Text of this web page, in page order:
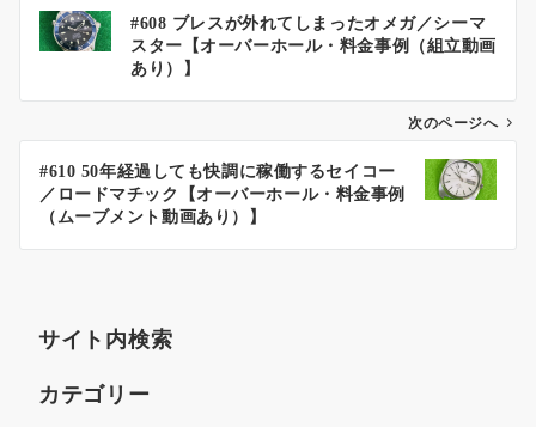
#608 ブレスが外れてしまったオメガ／シーマ
スター【オーバーホール・料金事例（組立動画
あり）】
次のページへ
#610 50年経過しても快調に稼働するセイコー
／ロードマチック【オーバーホール・料金事例
（ムーブメント動画あり）】
サイト内検索
カテゴリー